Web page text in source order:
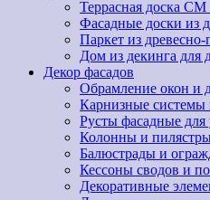
Террасная доска
Фасадные доски из
Паркет из
Дом из декинга для
Декор фасадов
Обрамление окон и
Карнизные системы
Русты фасадные для
Колонны и
Балюстрады и
Кессоны сводов и
Декоративные